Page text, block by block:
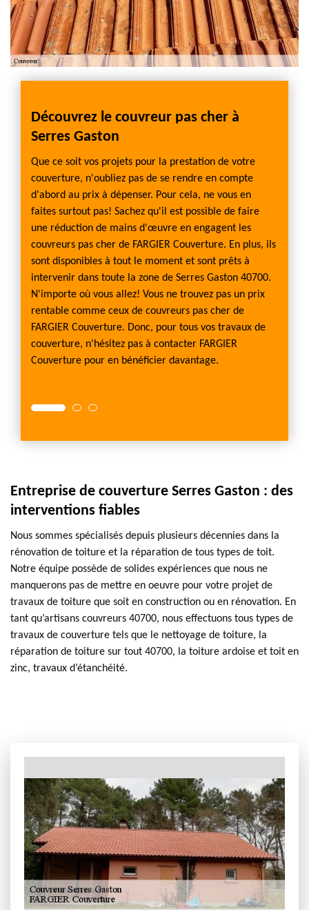
Découvrez le couvreur pas cher à
Serres Gaston
Que ce soit vos projets pour la prestation de votre
couverture, n'oubliez pas de se rendre en compte
d'abord au prix à dépenser. Pour cela, ne vous en
faites surtout pas! Sachez qu'il est possible de faire
une réduction de mains d'œuvre en engagent les
couvreurs pas cher de FARGIER Couverture. En plus, ils
sont disponibles à tout le moment et sont prêts à
intervenir dans toute la zone de Serres Gaston 40700.
N'importe où vous allez! Vous ne trouvez pas un prix
rentable comme ceux de couvreurs pas cher de
FARGIER Couverture. Donc, pour tous vos travaux de
couverture, n'hésitez pas à contacter FARGIER
Couverture pour en bénéficier davantage.
Entreprise de couverture Serres Gaston : des
interventions fiables
Nous sommes spécialisés depuis plusieurs décennies dans la
rénovation de toiture et la réparation de tous types de toit.
Notre équipe possède de solides expériences que nous ne
manquerons pas de mettre en oeuvre pour votre projet de
travaux de toiture que soit en construction ou en rénovation. En
tant qu’artisans couvreurs 40700, nous effectuons tous types de
travaux de couverture tels que le nettoyage de toiture, la
réparation de toiture sur tout 40700, la toiture ardoise et toit en
zinc, travaux d’étanchéité.